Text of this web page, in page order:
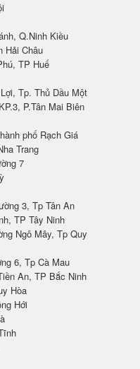
Q.Ninh Kiều
Hải Châu
TP Huế
Tp. Thủ Dầu Một
P.Tân Mai Biên
phố Rạch Giá
Trang
7
3, Tp Tân An
TP Tây Ninh
Ngô Mây, Tp Quy
6, Tp Cà Mau
An, TP Bắc Ninh
Hòa
Hới